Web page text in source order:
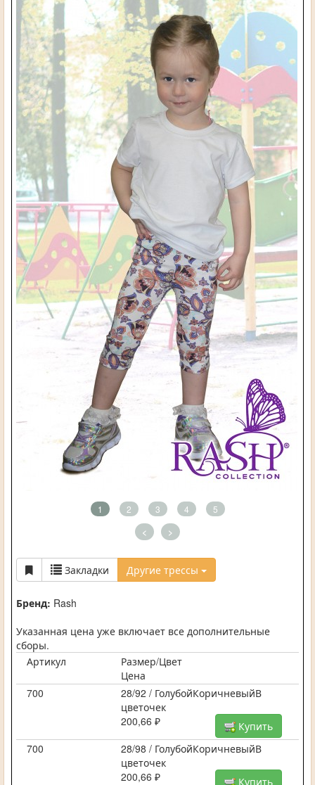
1 2 3 4 5
< >
Закладки Другие трессы
Бренд: Rash
Указанная цена уже включает все дополнительные
сборы.
Артикул
Размер/Цвет
Цена
700
28/92 / ГолубойКоричневыйВ
цветочек
200,66 ₽
Купить
700
28/98 / ГолубойКоричневыйВ
цветочек
200,66 ₽
Купить